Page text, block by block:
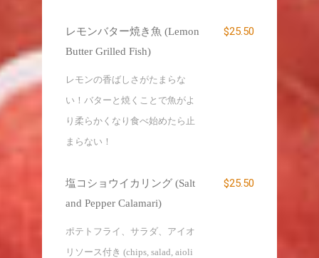
レモンバター焼き魚 (Lemon
Butter Grilled Fish)
レモンの香ばしさがたまらな
い！バターと焼くことで魚がよ
り柔らかくなり食べ始めたら止
まらない！
$25.50
塩コショウイカリング (Salt
and Pepper Calamari)
ポテトフライ、サラダ、アイオ
リソース付き (chips, salad, aioli
$25.50